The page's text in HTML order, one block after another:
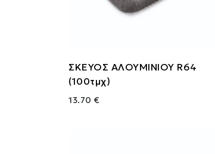
ΣΚΕΥΟΣ ΑΛΟΥΜΙΝΙΟΥ R64
(100τμχ)
13.70 €